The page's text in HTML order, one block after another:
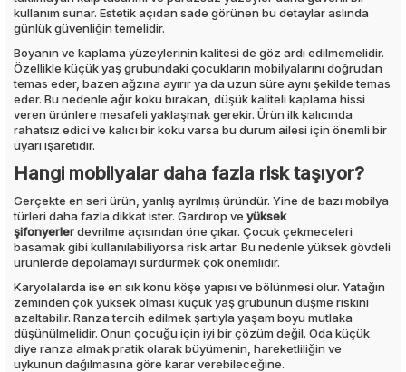
kullanım sunar. Estetik açıdan sade görünen bu detaylar aslında
günlük güvenliğin temelidir.
Boyanın ve kaplama yüzeylerinin kalitesi de göz ardı edilmemelidir.
Özellikle küçük yaş grubundaki çocukların mobilyalarını doğrudan
temas eder, bazen ağzına ayırır ya da uzun süre aynı şekilde temas
eder. Bu nedenle ağır koku bırakan, düşük kaliteli kaplama hissi
veren ürünlere mesafeli yaklaşmak gerekir. Ürün ilk kalıcında
rahatsız edici ve kalıcı bir koku varsa bu durum ailesi için önemli bir
uyarı işaretidir.
Hangi mobilyalar daha fazla risk taşıyor?
Gerçekte en seri ürün, yanlış ayrılmış üründür. Yine de bazı mobilya
türleri daha fazla dikkat ister. Gardırop ve yüksek
şifonyerlerdevrilme açısından öne çıkar. Çocuk çekmeceleri
basamak gibi kullanılabiliyorsa risk artar. Bu nedenle yüksek gövdeli
ürünlerde depolamayı sürdürmek çok önemlidir.
Karyolalarda ise en sık konu köşe yapısı ve bölünmesi olur. Yatağın
zeminden çok yüksek olması küçük yaş grubunun düşme riskini
azaltabilir. Ranza tercih edilmek şartıyla yaşam boyu mutlaka
düşünülmelidir. Onun çocuğu için iyi bir çözüm değil. Oda küçük
diye ranza almak pratik olarak büyümenin, hareketliliğin ve
uykunun dağılmasına göre karar verebileceğine.